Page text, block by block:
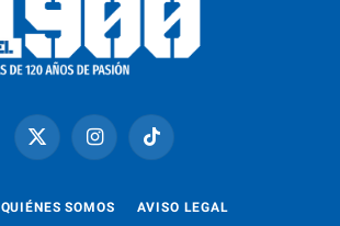
X
(Twitter)
InstagramTikTok
QUIÉNES SOMOS AVISO LEGAL